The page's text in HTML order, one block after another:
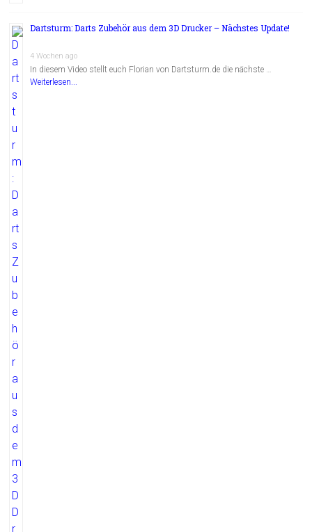
Dartsturm: Darts Zubehör aus dem 3D Drucker – Nächstes Update!
4 Wochen ago
In diesem Video stellt euch Florian von Dartsturm.de die nächste …
Weiterlesen...